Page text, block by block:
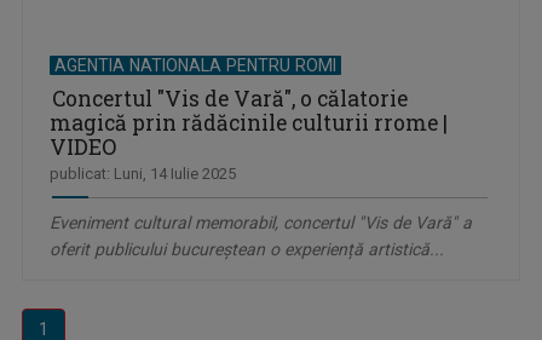
AGENTIA NATIONALA PENTRU ROMI
Concertul "Vis de Vară", o călatorie
magică prin rădăcinile culturii rrome |
VIDEO
publicat: Luni, 14 Iulie 2025
Eveniment cultural memorabil, concertul "Vis de Vară" a
oferit publicului bucureștean o experiență artistică...
1